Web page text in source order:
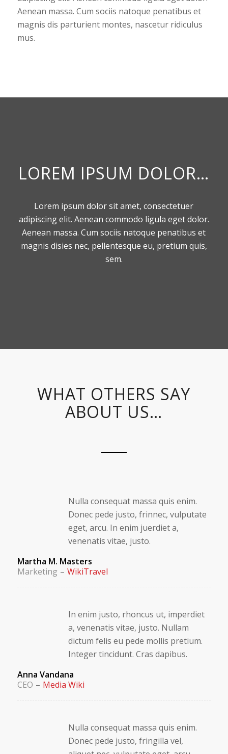
Aenean massa. Cum sociis natoque penatibus et
magnis dis parturient montes, nascetur ridiculus
mus.
LOREM IPSUM DOLOR…
Lorem ipsum dolor sit amet, consectetuer
adipiscing elit. Aenean commodo ligula eget dolor.
Aenean massa. Cum sociis natoque penatibus et
magnis disies nec, pellentesque eu, pretium quis,
sem.
WHAT OTHERS SAY
ABOUT US…
Nulla consequat massa quis enim.
Donec pede justo, frinnec, vulputate
eget, arcu. In enim juerdiet a,
venenatis vitae, justo.
Martha M. Masters
Marketing – WikiTravel
In enim justo, rhoncus ut, imperdiet
a, venenatis vitae, justo. Nullam
dictum felis eu pede mollis pretium.
Integer tincidunt. Cras dapibus.
Anna Vandana
CEO – Media Wiki
Nulla consequat massa quis enim.
Donec pede justo, fringilla vel,